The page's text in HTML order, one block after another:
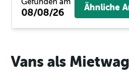
Gefunden am
08/08/26 Ähnliche
Vans als